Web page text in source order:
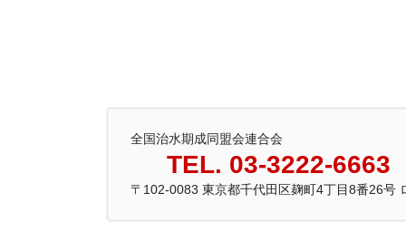
全国治水期成同盟会連合会
TEL. 03-3222-6663
〒102-0083 東京都千代田区麹町4丁目8番26号